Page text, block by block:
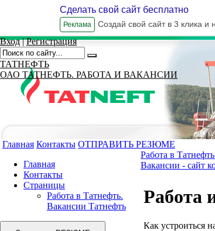
Сделать свой сайт бесплатно
Реклама
Создай свой сайт в 3 клика и
Вход | Регистрация
ТАТНЕФТЬ
ОАО ТАТНЕФТЬ. РАБОТА И ВАКАНСИИ
Главная Контакты ОТПРАВИТЬ РЕЗЮМЕ
Главная
Контакты
Страницы
Работа в Татнефть.
Вакансии Татнефть
Работа в
Вакансии - сайт
Работа
Как устроиться